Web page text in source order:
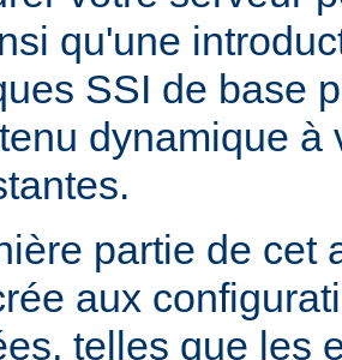
qu'une
SSI de base
dynamique à
partie de cet
aux
telles que les